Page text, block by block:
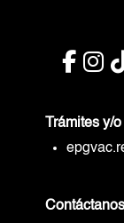
Trámites y/
Contáctanos